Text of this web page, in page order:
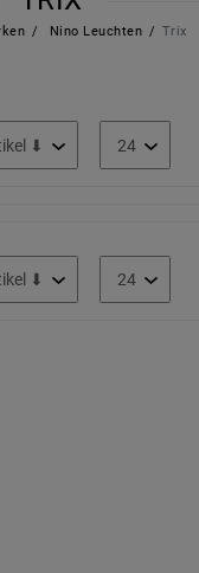
Nino Leuchten Trix